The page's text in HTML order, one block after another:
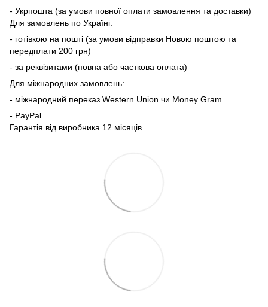
- Укрпошта (за умови повної оплати замовлення та доставки)
Для замовлень по Україні:
- готівкою на пошті (за умови відправки Новою поштою та
передплати 200 грн)
- за реквізитами (повна або часткова оплата)
Для міжнародних замовлень:
- міжнародний переказ Western Union чи Money Gram
- PayPal
Гарантія від виробника 12 місяців.